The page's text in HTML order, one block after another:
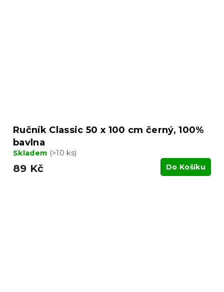
Ručník Classic 50 x 100 cm černý, 100%
bavlna
Skladem (>10 ks)
89 Kč Do Košíku